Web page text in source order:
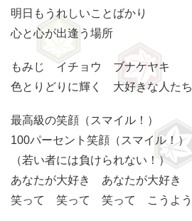
明日もうれしいことばかり
心と心が出逢う場所
もみじ イチョウ ブナケヤキ
色とりどりに輝く 大好きな人たち
最高級の笑顔（スマイル！）
100パーセント笑顔（スマイル！）
（若い者には負けられない！）
あなたが大好き あなたが大好き
笑って 笑って 笑って こうよう